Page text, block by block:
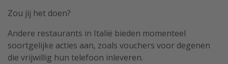
Zou jij het doen?
Andere restaurants in Italië bieden momenteel
soortgelijke acties aan, zoals vouchers voor degenen
die vrijwillig hun telefoon inleveren.